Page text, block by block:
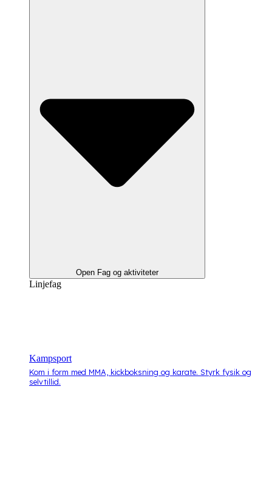
Open Fag og aktiviteter
Linjefag
Kampsport
Kom i form med MMA, kickboksning og karate. Styrk fysik og
selvtillid.